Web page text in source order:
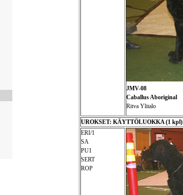
JMV-08
Caballus Aboriginal
Ritva Ylitalo
UROKSET: KÄYTTÖLUOKKA (1 kpl)
ERI/1
SA
PU1
SERT
ROP